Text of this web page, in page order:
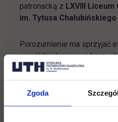
Zgoda
patronacką z LXVIII
im. Tytusa
Porozumienie ma sprzyjać
współdziałaniu w
potencjału dydaktycznego
placówek.
Na umowie podpisy złożyły